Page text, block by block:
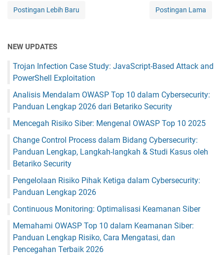
Postingan Lebih Baru Postingan Lama
NEW UPDATES
Trojan Infection Case Study: JavaScript-Based Attack and
PowerShell Exploitation
Analisis Mendalam OWASP Top 10 dalam Cybersecurity:
Panduan Lengkap 2026 dari Betariko Security
Mencegah Risiko Siber: Mengenal OWASP Top 10 2025
Change Control Process dalam Bidang Cybersecurity:
Panduan Lengkap, Langkah-langkah & Studi Kasus oleh
Betariko Security
Pengelolaan Risiko Pihak Ketiga dalam Cybersecurity:
Panduan Lengkap 2026
Continuous Monitoring: Optimalisasi Keamanan Siber
Memahami OWASP Top 10 dalam Keamanan Siber:
Panduan Lengkap Risiko, Cara Mengatasi, dan
Pencegahan Terbaik 2026